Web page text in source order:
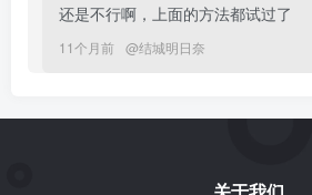
还是不行啊，上面的方法都试过了
11个月前 @结城明日奈